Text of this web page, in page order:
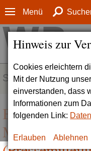
Hinweis zur
Cookies erleichtern
Mit der Nutzung
einverstanden, dass
Informationen zum
folgenden Link:
Erlauben Ablehnen
Menü
SERVICE
Mitglieder in